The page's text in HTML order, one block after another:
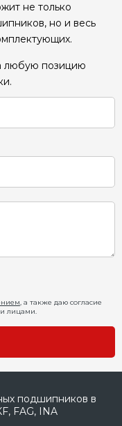
не только
но и весь
любую позицию
, а также даю согласие
лицами.